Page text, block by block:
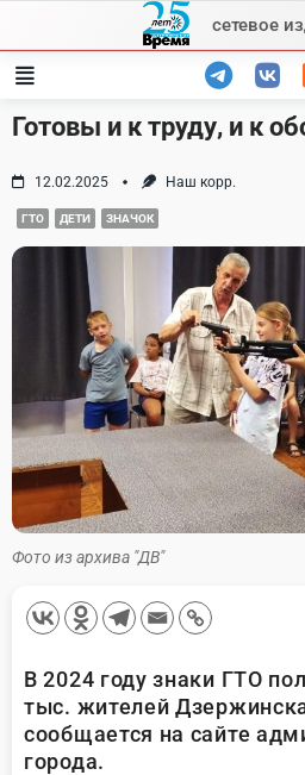
content
сетевое
Готовы и к труду, и к
12.02.2025 Наш корр.
ГТО ДЕТИ ЗНАЧОК
Фото из архива "ДВ"
В 2024 году знаки ГТО
тыс. жителей
сообщается на сайте
города.